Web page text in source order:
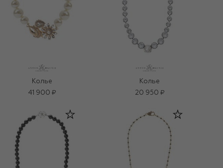
Колье
41 900 ₽
Колье
20 950 ₽